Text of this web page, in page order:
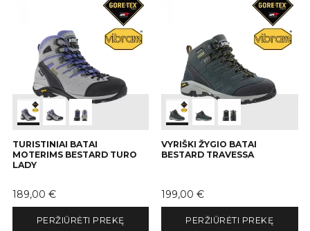
TURISTINIAI BATAI
MOTERIMS BESTARD TURO
LADY
Kaina
189,00 €
PERŽIŪRĖTI PREKĘ
VYRIŠKI ŽYGIO BATAI
BESTARD TRAVESSA
Kaina
199,00 €
PERŽIŪRĖTI PREKĘ